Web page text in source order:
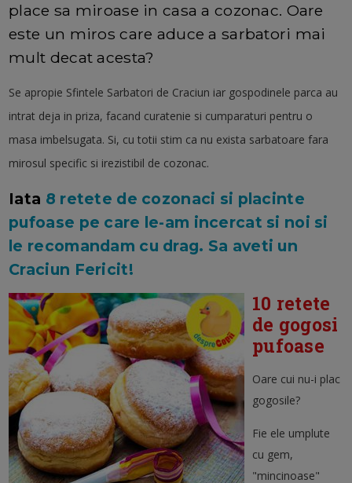
place sa miroase in casa a cozonac. Oare
este un miros care aduce a sarbatori mai
mult decat acesta?
Se apropie Sfintele Sarbatori de Craciun iar gospodinele parca au
intrat deja in priza, facand curatenie si cumparaturi pentru o
masa imbelsugata. Si, cu totii stim ca nu exista sarbatoare fara
mirosul specific si irezistibil de cozonac.
Iata 8 retete de cozonaci si placinte
pufoase pe care le-am incercat si noi si
le recomandam cu drag. Sa aveti un
Craciun Fericit!
10 retete
de gogosi
pufoase
Oare cui nu-i plac
gogosile?
Fie ele umplute
cu gem,
"mincinoase"